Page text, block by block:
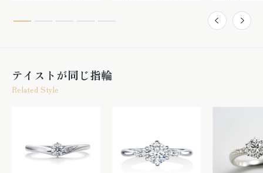
テイストが同じ指輪
Related Style